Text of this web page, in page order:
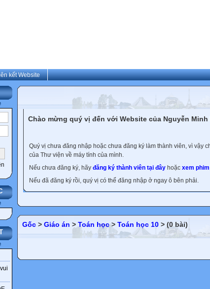
kết Website
Chào mừng quý vị đến với Website của Nguyễn Minh
Quý vị chưa đăng nhập hoặc chưa đăng ký làm thành viên, vì vậy
của Thư viện về máy tính của mình.
Nếu chưa đăng ký, hãy đăng ký thành viên tại đây hoặc xem
Nếu đã đăng ký rồi, quý vị có thể đăng nhập ở ngay ô bên phải.
Gốc > Giáo án > Toán học> Toán học 10 > (0 bài)